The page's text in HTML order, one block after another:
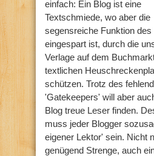
einfach: Ein Blog ist eine
Textschmiede, wo aber die
segensreiche Funktion des
eingespart ist, durch die
Verlage auf dem
textlichen
schützen. Trotz des
'Gatekeepers' will aber
Blog treue Leser finden.
muss jeder Blogger
eigener Lektor' sein. Nicht
genügend Strenge, auch